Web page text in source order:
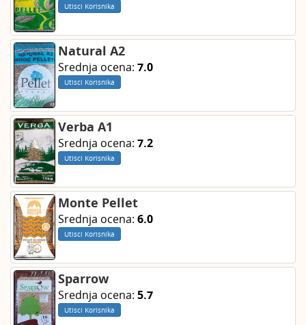
Utisci Korisnika
Natural A2
Srednja ocena: 7.0
Utisci Korisnika
Verba A1
Srednja ocena: 7.2
Utisci Korisnika
Monte Pellet
Srednja ocena: 6.0
Utisci Korisnika
Sparrow
Srednja ocena: 5.7
Utisci Korisnika